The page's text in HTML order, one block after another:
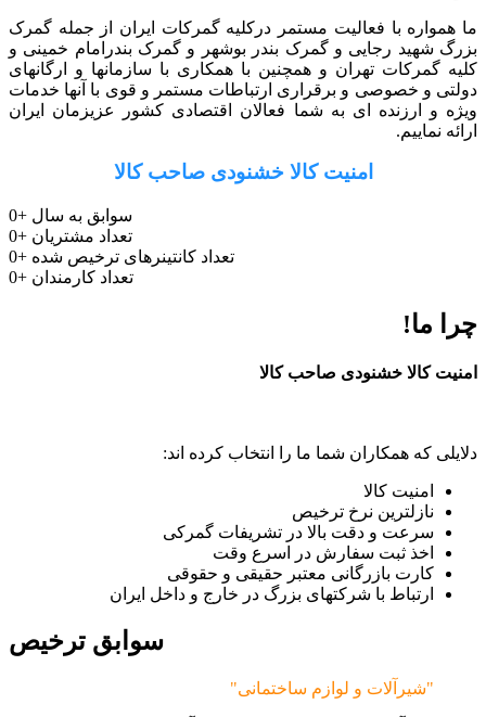
ما همواره با فعالیت مستمر درکلیه گمرکات ایران از جمله گمرک
بزرگ شهید رجایی و گمرک بندر بوشهر و گمرک بندرامام خمینی و
کلیه گمرکات تهران و همچنین با همکاری با سازمانها و ارگانهای
دولتی و خصوصی و برقراری ارتباطات مستمر و قوی با آنها خدمات
ویژه و ارزنده ای به شما فعالان اقتصادی کشور عزیزمان ایران
ارائه نماییم.
امنیت کالا خشنودی صاحب کالا
0+ سوابق به سال
0+ تعداد مشتریان
0+ تعداد کانتینرهای ترخیص شده
0+ تعداد کارمندان
چرا ما!
امنیت کالا خشنودی صاحب کالا
دلایلی که همکاران شما ما را انتخاب کرده اند:
امنیت کالا
نازلترین نرخ ترخیص
سرعت و دقت بالا در تشریفات گمرکی
اخذ ثبت سفارش در اسرع وقت
کارت بازرگانی معتبر حقیقی و حقوقی
ارتباط با شرکتهای بزرگ در خارج و داخل ایران
سوابق ترخیص
"شیرآلات و لوازم ساختمانی"